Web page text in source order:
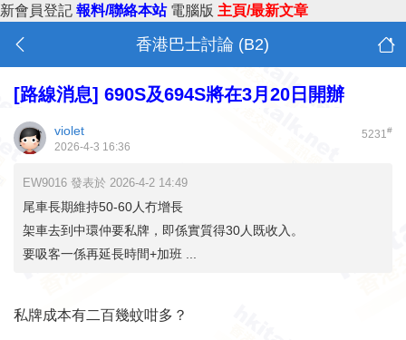
新會員登記 報料/聯絡本站 電腦版 主頁/最新文章
香港巴士討論 (B2)
[路線消息] 690S及694S將在3月20日開辦
5231#
violet
2026-4-3 16:36
EW9016 發表於 2026-4-2 14:49
尾車長期維持50-60人冇增長
架車去到中環仲要私牌，即係實質得30人既收入。
要吸客一係再延長時間+加班 ...
私牌成本有二百幾蚊咁多？